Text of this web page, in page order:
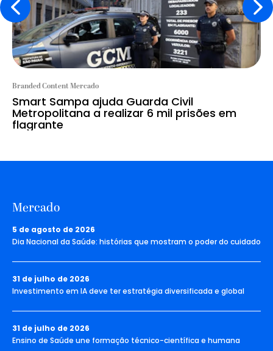
Branded Content Mercado
Smart Sampa ajuda Guarda Civil
Metropolitana a realizar 6 mil prisões em
flagrante
Mercado
5 de agosto de 2026
Dia Nacional da Saúde: histórias que mostram o poder do cuidado
31 de julho de 2026
Investimento em IA deve ter estratégia diversificada e global
31 de julho de 2026
Ensino de Saúde une formação técnico-científica e humana